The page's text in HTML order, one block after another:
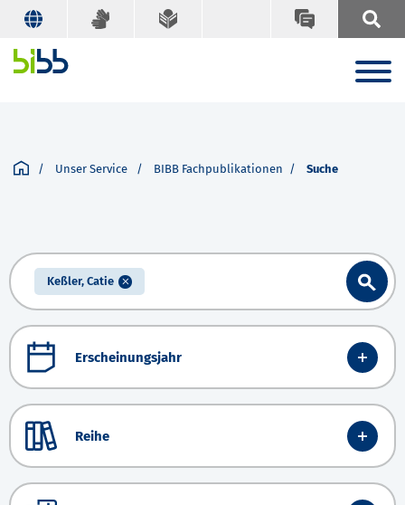
Unser Service BIBB Fachpublikationen Suche
Keßler, Catie
Erscheinungsjahr
Reihe